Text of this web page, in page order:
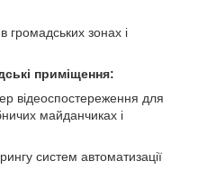
громадських зонах і
приміщення:
відеоспостереження для
майданчиках і
систем автоматизації